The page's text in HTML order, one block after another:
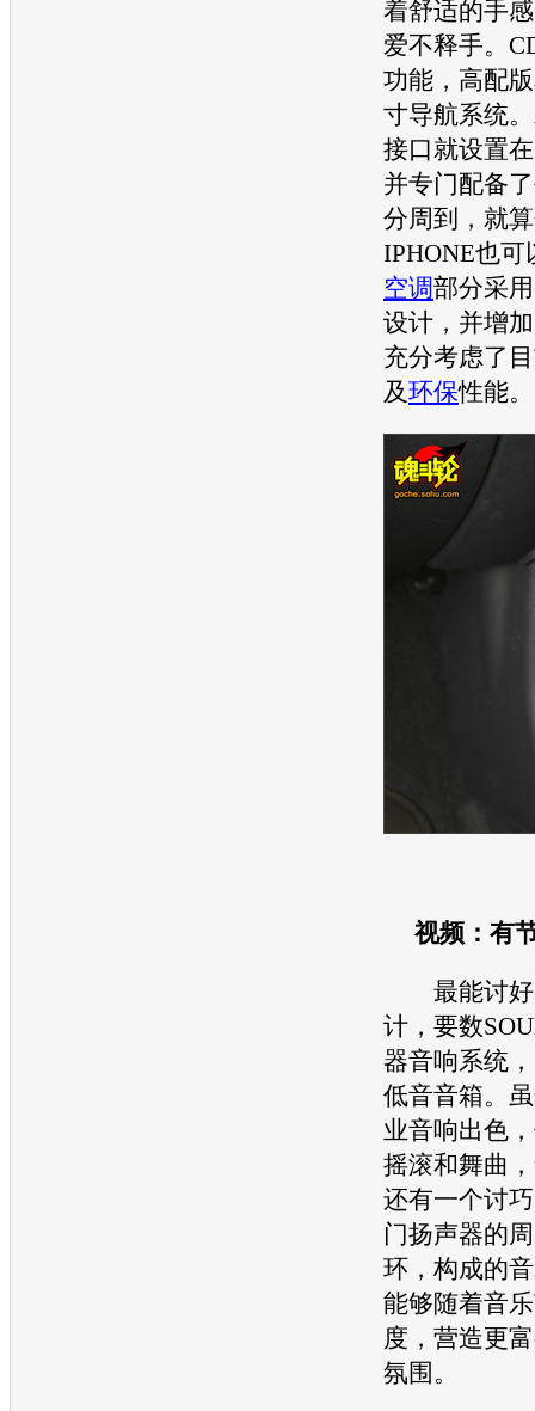
着舒适的手
爱不释手。
功能，高配
寸导航系统
接口就设置
并专门配备
分周到，就
IPHONE也
空调部分采
设计，并增
充分考虑了
及环保性能。
视频：有
最能讨好
计，要数
器音响系统
低音音箱。
业音响出色
摇滚和舞曲
还有一个讨
门扬声器的
环，构成的
能够随着音
度，营造更
氛围。